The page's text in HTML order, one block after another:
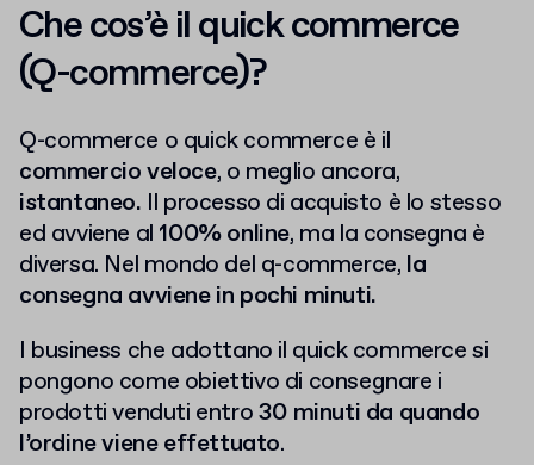
Che cos’è il quick commerce
(Q-commerce)?
Q-commerce o quick commerce è il
commercio veloce, o meglio ancora,
istantaneo. Il processo di acquisto è lo stesso
ed avviene al 100% online, ma la consegna è
diversa. Nel mondo del q-commerce, la
consegna avviene in pochi minuti.
I business che adottano il quick commerce si
pongono come obiettivo di consegnare i
prodotti venduti entro30 minuti da quando
l’ordine viene effettuato.